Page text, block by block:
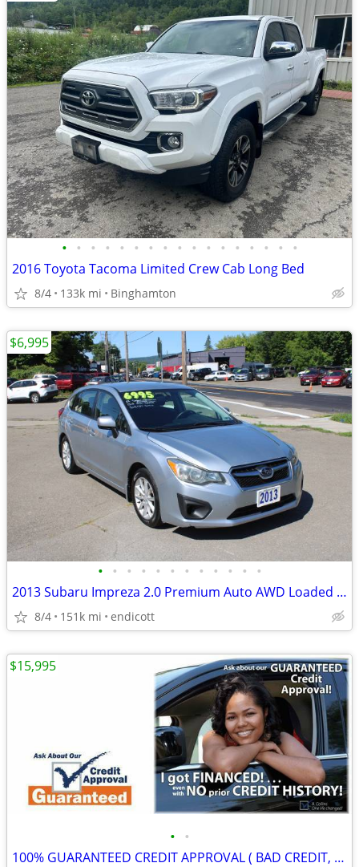
• • • • • • • • • • • • • • • • •
2016 Toyota Tacoma Limited Crew Cab Long Bed
8/4 133k mi Binghamton
• • • • • • • • • • • •
2013 Subaru Impreza 2.0 Premium Auto AWD Loaded Alloy's! Clean Carfax!
8/4 151k mi endicott
$6,995
• •
100% GUARANTEED CREDIT APPROVAL ( BAD CREDIT, NO CREDIT, BANKRUPCY) !!
$15,995